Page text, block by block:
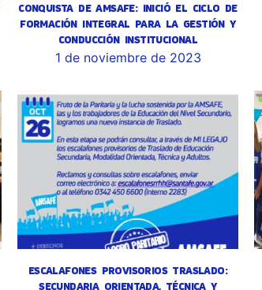
CONQUISTA DE AMSAFE: INICIÓ EL CICLO DE
FORMACIÓN INTEGRAL PARA LA GESTIÓN Y
CONDUCCIÓN INSTITUCIONAL
1 de noviembre de 2023
ESCALAFONES PROVISORIOS TRASLADO:
SECUNDARIA ORIENTADA, TÉCNICA Y